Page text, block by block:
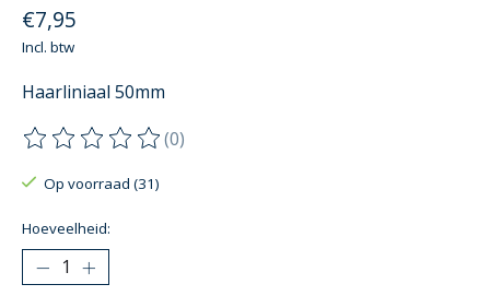
€7,95
Incl. btw
Haarliniaal 50mm
De beoordeling van dit product is
(0)
Op voorraad (31)
Hoeveelheid: